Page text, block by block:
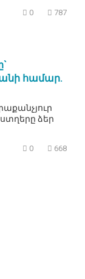
0 787
համար.
ձեր
0 668